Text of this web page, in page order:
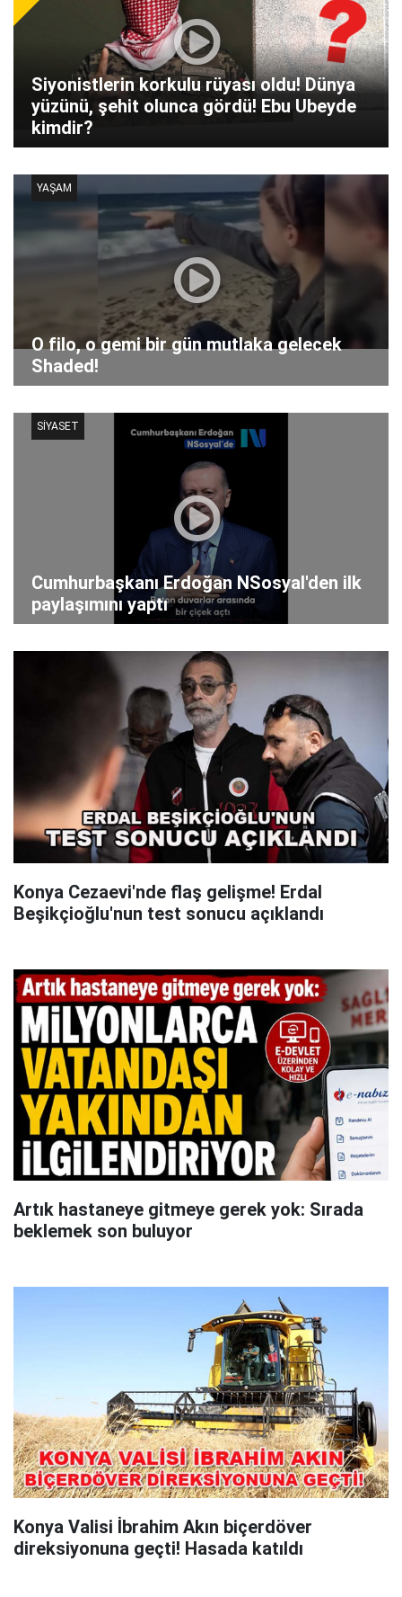
Siyonistlerin korkulu rüyası oldu! Dünya
yüzünü, şehit olunca gördü! Ebu Ubeyde
kimdir?
O filo, o gemi bir gün mutlaka gelecek
Shaded!
YAŞAM
Cumhurbaşkanı Erdoğan NSosyal'den ilk
paylaşımını yaptı
SİYASET
Konya Cezaevi'nde flaş gelişme! Erdal
Beşikçioğlu'nun test sonucu açıklandı
Artık hastaneye gitmeye gerek yok: Sırada
beklemek son buluyor
Konya Valisi İbrahim Akın biçerdöver
direksiyonuna geçti! Hasada katıldı